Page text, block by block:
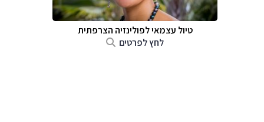
טיול עצמאי לפולינזיה הצרפתית
לחץ לפרטים